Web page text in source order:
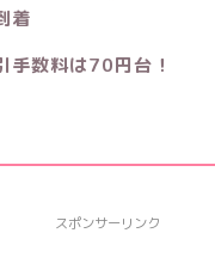
着
手数料は70円台！
スポンサーリンク